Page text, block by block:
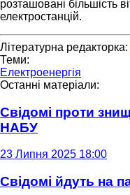
розташовані більшість
електростанцій.
Літературна редакторка:
Теми:
Електроенергія
Останні матеріали:
Свідомі проти
НАБУ
23 Липня 2025 18:00
Свідомі йдуть на